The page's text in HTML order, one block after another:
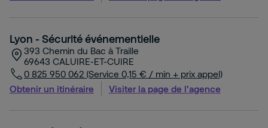
Lyon - Sécurité événementielle
393 Chemin du Bac à Traille
69643 CALUIRE-ET-CUIRE
0 825 950 062 (Service 0,15 € / min + prix appel)
Obtenir un itinéraire
Visiter la page de l'agence